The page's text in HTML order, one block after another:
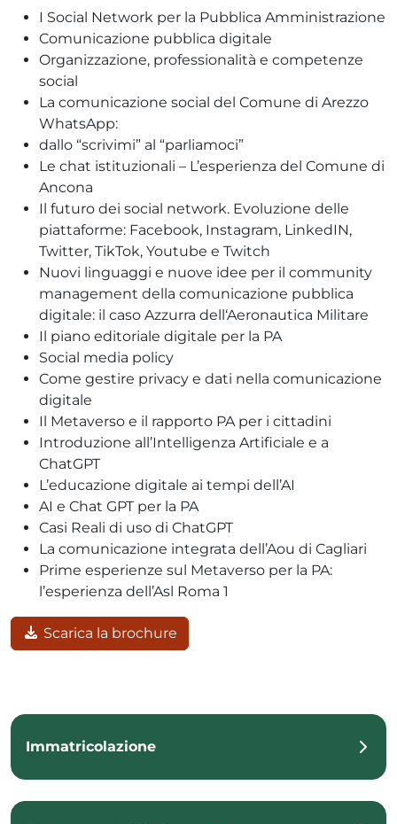
I Social Network per la Pubblica Amministrazione
Comunicazione pubblica digitale
Organizzazione, professionalità e competenze
social
La comunicazione social del Comune di Arezzo
WhatsApp:
dallo “scrivimi” al “parliamoci”
Le chat istituzionali – L’esperienza del Comune di
Ancona
Il futuro dei social network. Evoluzione delle
piattaforme: Facebook, Instagram, LinkedIN,
Twitter, TikTok, Youtube e Twitch
Nuovi linguaggi e nuove idee per il community
management della comunicazione pubblica
digitale: il caso Azzurra dell‘Aeronautica Militare
Il piano editoriale digitale per la PA
Social media policy
Come gestire privacy e dati nella comunicazione
digitale
Il Metaverso e il rapporto PA per i cittadini
Introduzione all’Intelligenza Artificiale e a
ChatGPT
L’educazione digitale ai tempi dell’AI
AI e Chat GPT per la PA
Casi Reali di uso di ChatGPT
La comunicazione integrata dell’Aou di Cagliari
Prime esperienze sul Metaverso per la PA:
l’esperienza dell’Asl Roma 1
Scarica la brochure
Immatricolazione